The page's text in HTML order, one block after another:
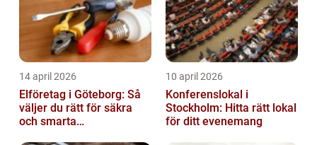
14 april 2026
Elföretag i Göteborg: Så
väljer du rätt för säkra
och smarta
10 april 2026
Konferenslokal i
Stockholm: Hitta rätt lokal
för ditt evenemang